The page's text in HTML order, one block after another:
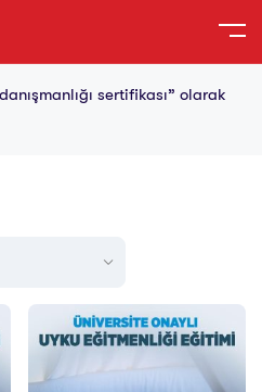
sertifikası” olarak